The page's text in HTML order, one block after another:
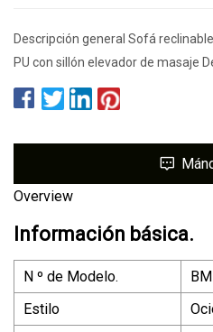
Descripción general Sofá
PU con sillón elevador de masaje
Overview
Información básica.
N º de Modelo.
Estilo